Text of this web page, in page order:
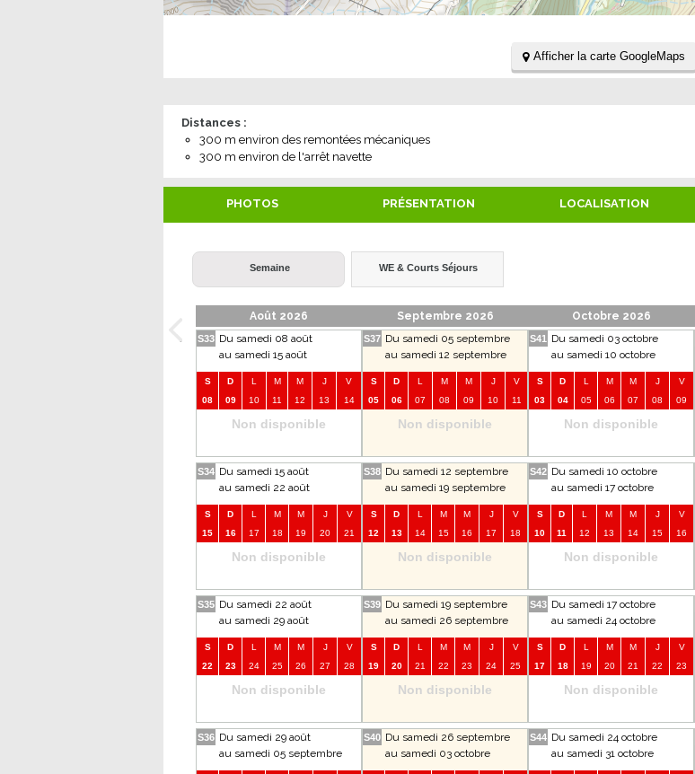
Afficher la carte GoogleMaps
Distances :
300 m environ des remontées mécaniques
300 m environ de l'arrêt navette
PHOTOS PRÉSENTATION LOCALISATION
Semaine WE & Courts Séjours
Août 2026
S33 Du samedi 08 août
au samedi 15 août
S D L M M J
V
08
09 10 11 12 13 14
Non disponible
S34 Du samedi 15 août
au samedi 22 août
S D L M M J
V
15
16 17 18 19 20 21
Non disponible
S35 Du samedi 22 août
au samedi 29 août
S D L M M J
V
22
23 24 25 26 27 28
Non disponible
S36 Du samedi 29 août
au samedi 05 septembre
Septembre 2026
S37 Du samedi 05 septembre
au samedi 12 septembre
S D L M M J
V
05
06 07 08 09 10 11
Non disponible
S38 Du samedi 12 septembre
au samedi 19 septembre
S D L M M J
V
12
13 14 15 16 17 18
Non disponible
S39 Du samedi 19 septembre
au samedi 26 septembre
S D L M M J
V
19
20 21 22 23 24 25
Non disponible
S40 Du samedi 26 septembre
au samedi 03 octobre
Octobre 2026
S41
Du samedi 03 octobre
au samedi 10 octobre
S D L M M J
V
03
04 05 06 07 08 09
Non disponible
S42 Du samedi 10 octobre
au samedi 17 octobre
S D L M M J
V
10
11 12 13 14 15 16
Non disponible
S43 Du samedi 17 octobre
au samedi 24 octobre
S D L M M J
V
17
18 19 20 21 22 23
Non disponible
S44 Du samedi 24 octobre
au samedi 31 octobre